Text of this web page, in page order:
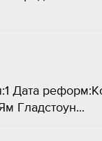
Дата
Гладстоун​...